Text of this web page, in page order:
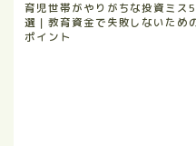
育児世帯がやりがちな投資ミス5
選｜教育資金で失敗しないため
ポイント